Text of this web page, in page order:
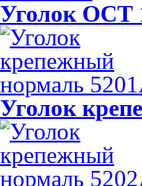
Уголок OСТ
Уголок